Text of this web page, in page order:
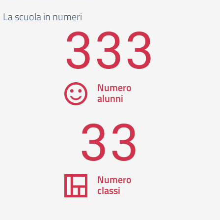
La scuola in numeri333
Numero
alunni
33
Numero
classi